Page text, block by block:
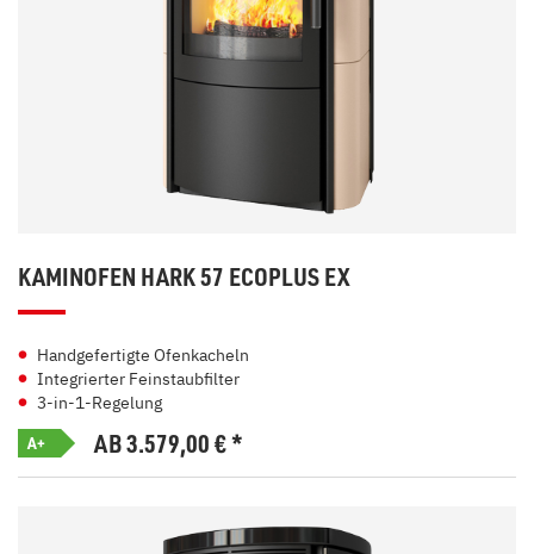
KAMINOFEN HARK 57 ECOPLUS EX
Handgefertigte Ofenkacheln
Integrierter Feinstaubfilter
3-in-1-Regelung
A+ AB 3.579,00€*